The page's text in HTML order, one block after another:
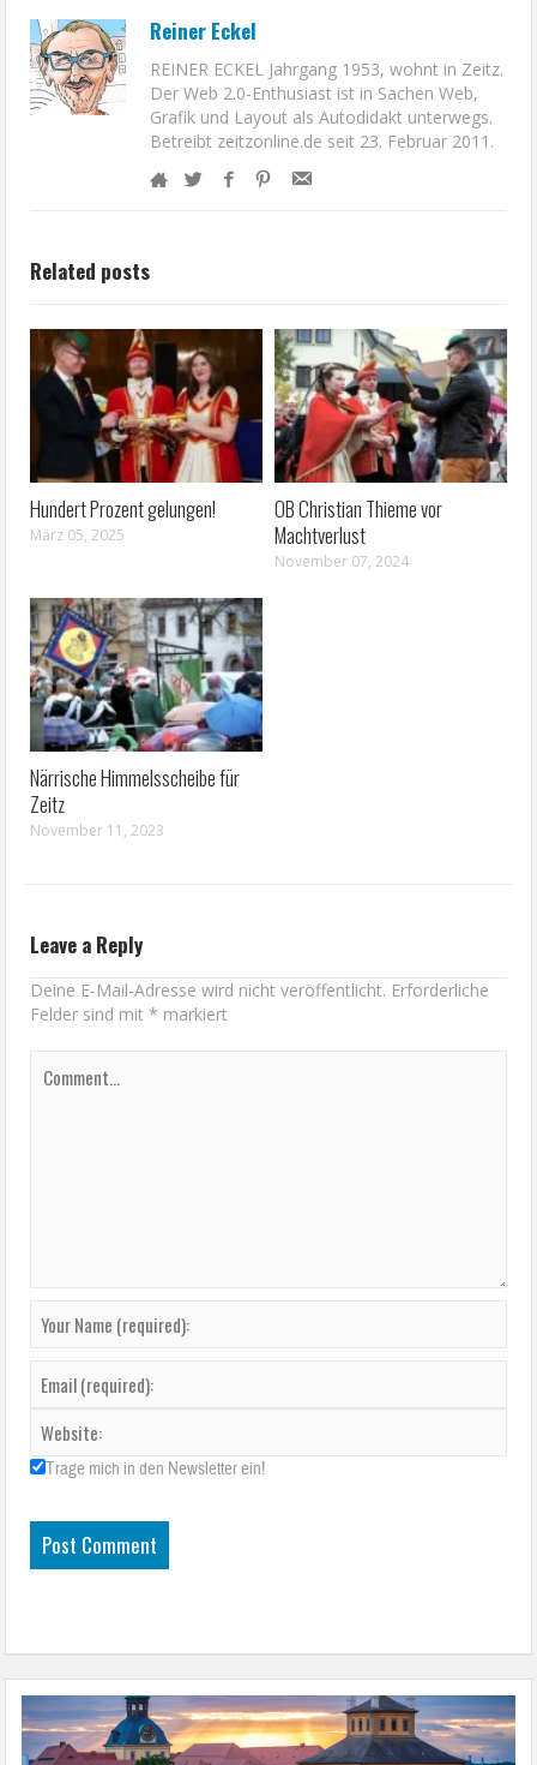
Reiner Eckel
REINER ECKEL Jahrgang 1953, wohnt in Zeitz.
Der Web 2.0-Enthusiast ist in Sachen Web,
Grafik und Layout als Autodidakt unterwegs.
Betreibt zeitzonline.de seit 23. Februar 2011.
Related posts
Hundert Prozent gelungen!
März 05, 2025
OB Christian Thieme vor
Machtverlust
November 07, 2024
Närrische Himmelsscheibe für
Zeitz
November 11, 2023
Leave a Reply
Deine E-Mail-Adresse wird nicht veröffentlicht. Erforderliche
Felder sind mit* markiert
Trage mich in den Newsletter ein!